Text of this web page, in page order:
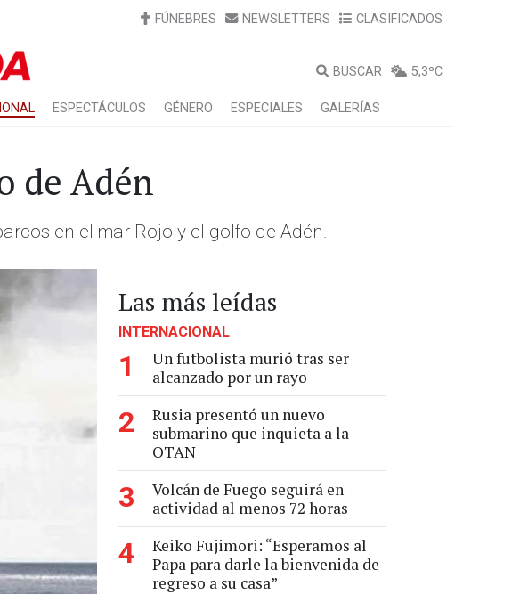
FÚNEBRES NEWSLETTERS CLASIFICADOS
BUSCAR 5,3ºC
ESPECTÁCULOS GÉNERO ESPECIALES GALERÍAS
de Adén
en el mar Rojo y el golfo de Adén.
Las más leídas
INTERNACIONAL
1
Un futbolista murió tras ser
alcanzado por un rayo
2
Rusia presentó un nuevo
submarino que inquieta a la
OTAN
3
Volcán de Fuego seguirá en
actividad al menos 72 horas
4
Keiko Fujimori: “Esperamos al
Papa para darle la bienvenida de
regreso a su casa”